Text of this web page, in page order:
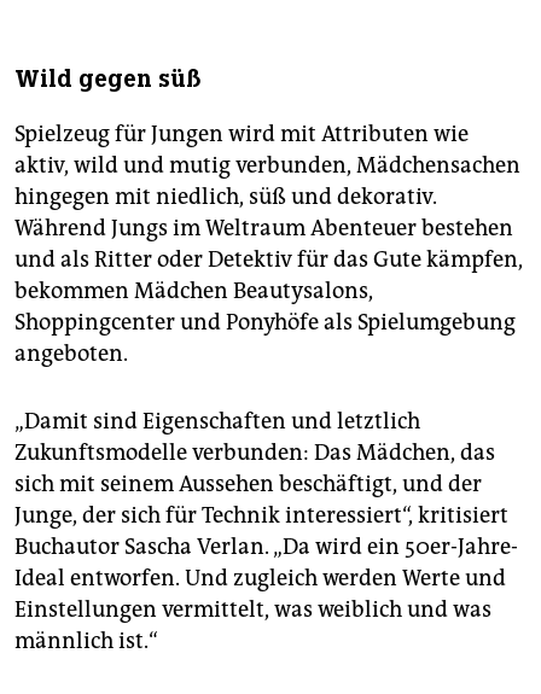
Wild gegen süß
Spielzeug für Jungen wird mit Attributen wie
aktiv, wild und mutig verbunden, Mädchensachen
hingegen mit niedlich, süß und dekorativ.
Während Jungs im Weltraum Abenteuer bestehen
und als Ritter oder Detektiv für das Gute kämpfen,
bekommen Mädchen Beautysalons,
Shoppingcenter und Ponyhöfe als Spielumgebung
angeboten.
„Damit sind Eigenschaften und letztlich
Zukunftsmodelle verbunden: Das Mädchen, das
sich mit seinem Aussehen beschäftigt, und der
Junge, der sich für Technik interessiert“, kritisiert
Buchautor Sascha Verlan. „Da wird ein 50er-Jahre-
Ideal entworfen. Und zugleich werden Werte und
Einstellungen vermittelt, was weiblich und was
männlich ist.“